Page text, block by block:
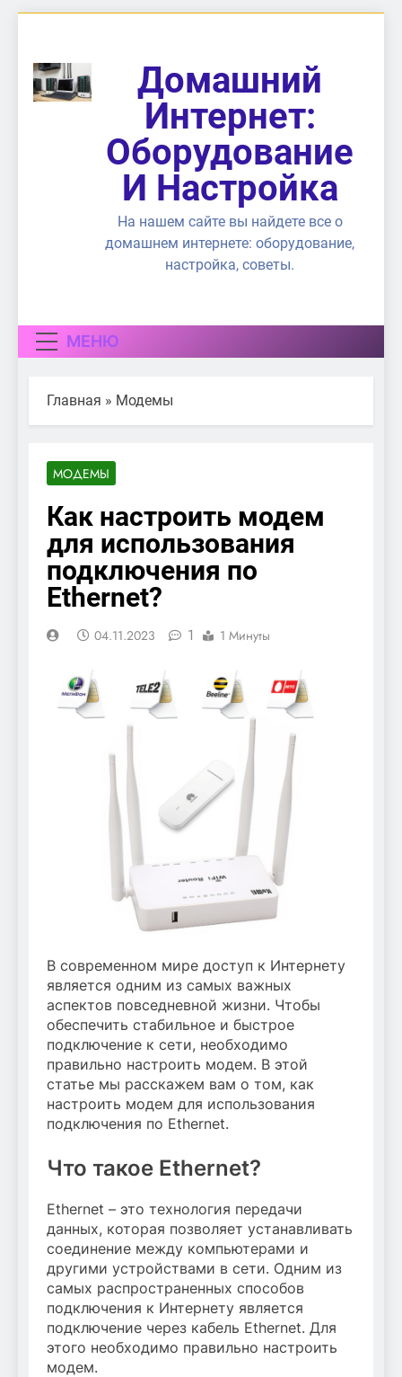
содержимому
Домашний
Интернет:
Оборудование
И Настройка
На нашем сайте вы найдете все о
домашнем интернете: оборудование,
настройка, советы.
МЕНЮ
Главная » Модемы
МОДЕМЫ
Как настроить модем
для использования
подключения по
Ethernet?
04.11.2023 1 1 Минуты
В современном мире доступ к Интернету
является одним из самых важных
аспектов повседневной жизни. Чтобы
обеспечить стабильное и быстрое
подключение к сети, необходимо
правильно настроить модем. В этой
статье мы расскажем вам о том, как
настроить модем для использования
подключения по Ethernet.
Что такое Ethernet?
Ethernet – это технология передачи
данных, которая позволяет устанавливать
соединение между компьютерами и
другими устройствами в сети. Одним из
самых распространенных способов
подключения к Интернету является
подключение через кабель Ethernet. Для
этого необходимо правильно настроить
модем.